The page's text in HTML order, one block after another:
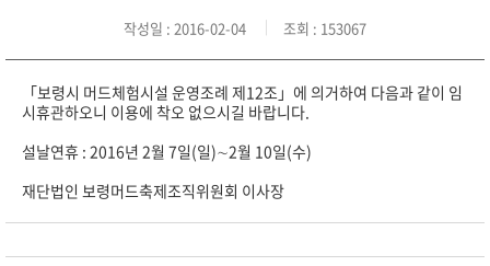
작성일 : 2016-02-04 조회 : 153067
「보령시 머드체험시설 운영조례 제12조」에 의거하여 다음과 같이 임
시휴관하오니 이용에 착오 없으시길 바랍니다.
설날연휴 : 2016년 2월 7일(일)∼2월 10일(수)
재단법인 보령머드축제조직위원회 이사장